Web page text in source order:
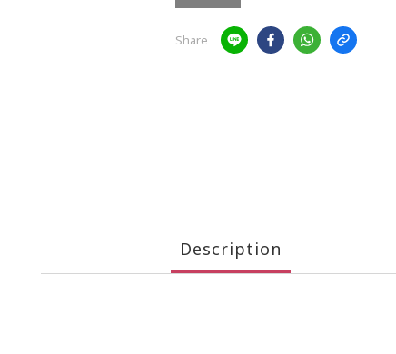
Share
Description